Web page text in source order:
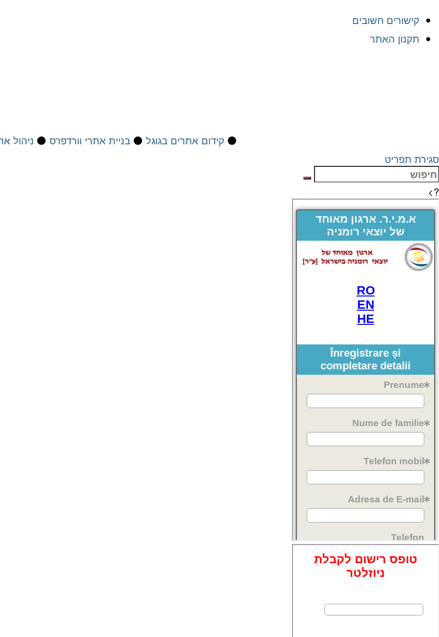
קישורים חשובים
תקנון האתר
⚫ קידום אתרים בגוגל ⚫ בניית אתרי וורדפרס ⚫ ניהול
סגירת תפריט
?>